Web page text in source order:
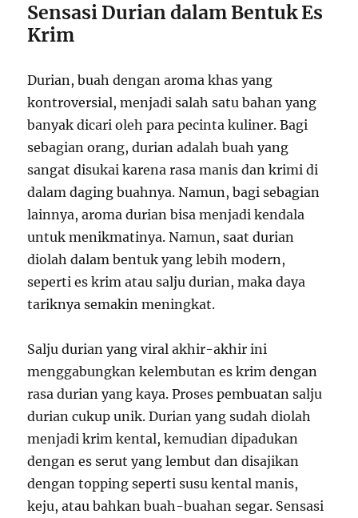
Sensasi Durian dalam Bentuk Es
Krim
Durian, buah dengan aroma khas yang
kontroversial, menjadi salah satu bahan yang
banyak dicari oleh para pecinta kuliner. Bagi
sebagian orang, durian adalah buah yang
sangat disukai karena rasa manis dan krimi di
dalam daging buahnya. Namun, bagi sebagian
lainnya, aroma durian bisa menjadi kendala
untuk menikmatinya. Namun, saat durian
diolah dalam bentuk yang lebih modern,
seperti es krim atau salju durian, maka daya
tariknya semakin meningkat.
Salju durian yang viral akhir-akhir ini
menggabungkan kelembutan es krim dengan
rasa durian yang kaya. Proses pembuatan salju
durian cukup unik. Durian yang sudah diolah
menjadi krim kental, kemudian dipadukan
dengan es serut yang lembut dan disajikan
dengan topping seperti susu kental manis,
keju, atau bahkan buah-buahan segar. Sensasi